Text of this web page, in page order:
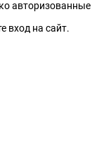
авторизованные
вход на сайт.